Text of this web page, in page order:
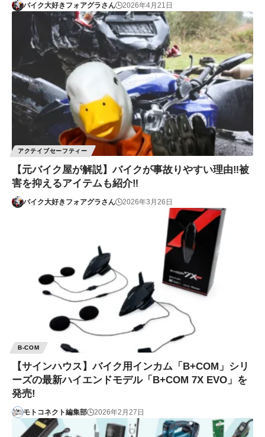
バイク大好きフォアグラさん 2026年4月21日
アクテイブセーフティー
【元バイク屋が解説】バイクが事故りやすい理由‼︎被
害を抑えるアイテムも紹介‼
バイク大好きフォアグラさん 2026年3月26日
B-COM
【サインハウス】バイク用インカム「B+COM」シリ
ーズの最新ハイエンドモデル「B+COM 7X EVO」を
発売!
モトコネクト編集部 2026年2月27日